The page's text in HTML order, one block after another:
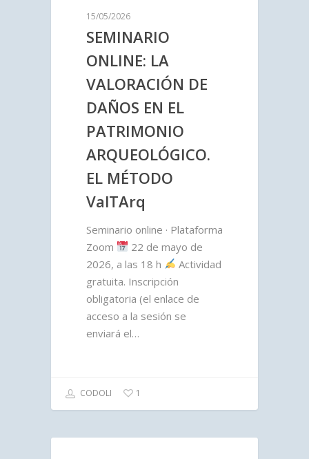
15/05/2026
SEMINARIO
ONLINE: LA
VALORACIÓN DE
DAÑOS EN EL
PATRIMONIO
ARQUEOLÓGICO.
EL MÉTODO
ValTArq
Seminario online · Plataforma
Zoom
22 de mayo de
2026, a las 18 h
Actividad
gratuita. Inscripción
obligatoria (el enlace de
acceso a la sesión se
enviará el…
CODOLI 1